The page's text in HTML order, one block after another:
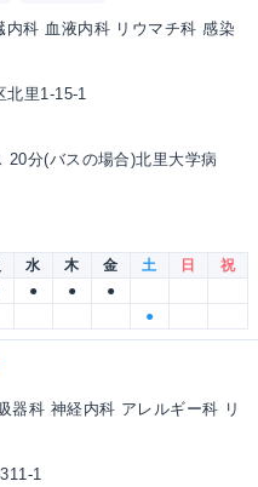
科 血液内科 リウマチ科 感染
北里1-15-1
分(バスの場合)北里大学病
水 木 金 土 日
祝
● ●
●
●
器科 神経内科 アレルギー科 リ
1